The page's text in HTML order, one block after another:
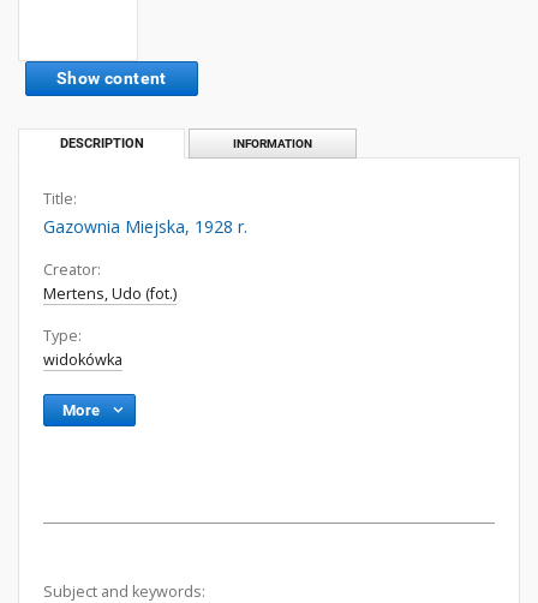
Show content
DESCRIPTION INFORMATION
Title:
Gazownia Miejska, 1928 r.
Creator:
Mertens, Udo (fot.)
Type:
widokówka
More
Subject and keywords: